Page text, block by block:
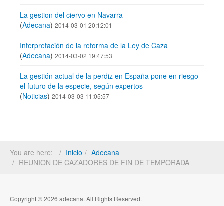
La gestion del ciervo en Navarra
(Adecana) 2014-03-01 20:12:01
Interpretación de la reforma de la Ley de Caza
(Adecana) 2014-03-02 19:47:53
La gestión actual de la perdiz en España pone en riesgo
el futuro de la especie, según expertos
(Noticias) 2014-03-03 11:05:57
You are here: Inicio
Adecana
REUNION DE CAZADORES DE FIN DE TEMPORADA
Copyright © 2026 adecana. All Rights Reserved.